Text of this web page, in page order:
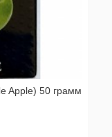
Apple) 50 грамм